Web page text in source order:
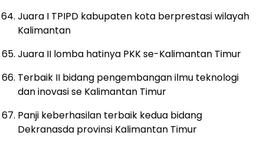
Juara I TPIPD kabupaten kota berprestasi wilayah
Kalimantan
Juara II lomba hatinya PKK se-Kalimantan Timur
Terbaik II bidang pengembangan ilmu teknologi
dan inovasi se Kalimantan Timur
Panji keberhasilan terbaik kedua bidang
Dekranasda provinsi Kalimantan Timur